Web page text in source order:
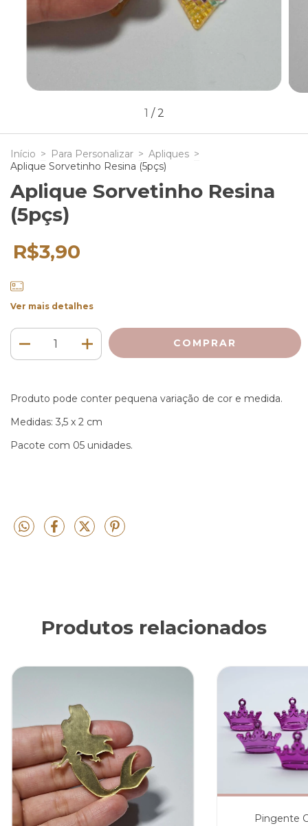
1 / 2
Início > Para Personalizar > Apliques >
Aplique Sorvetinho Resina (5pçs)
Aplique Sorvetinho Resina
(5pçs)
R$3,90
Ver mais detalhes
Produto pode conter pequena variação de cor e medida.
Medidas: 3,5 x 2 cm
Pacote com 05 unidades.
Produtos relacionados
Pingente